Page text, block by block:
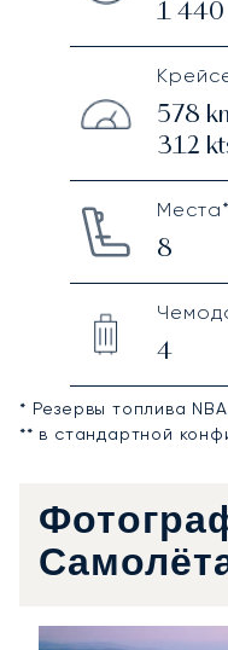
1 440
578
312
8
4
* Резервы топлива
** в стандартной